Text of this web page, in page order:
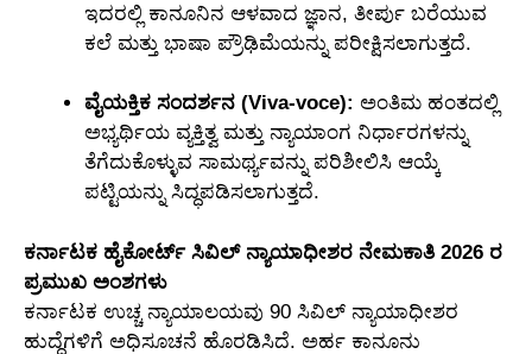
ಇದರಲ್ಲಿ ಕಾನೂನಿನ ಆಳವಾದ ಜ್ಞಾನ, ತೀರ್ಪು ಬರೆಯುವ
ಕಲೆ ಮತ್ತು ಭಾಷಾ ಪ್ರೌಢಿಮೆಯನ್ನು ಪರೀಕ್ಷಿಸಲಾಗುತ್ತದೆ.
ವೈಯಕ್ತಿಕ ಸಂದರ್ಶನ (Viva-voce): ಅಂತಿಮ ಹಂತದಲ್ಲಿ
ಅಭ್ಯರ್ಥಿಯ ವ್ಯಕ್ತಿತ್ವ ಮತ್ತು ನ್ಯಾಯಾಂಗ ನಿರ್ಧಾರಗಳನ್ನು
ತೆಗೆದುಕೊಳ್ಳುವ ಸಾಮರ್ಥ್ಯವನ್ನು ಪರಿಶೀಲಿಸಿ ಆಯ್ಕೆ
ಪಟ್ಟಿಯನ್ನು ಸಿದ್ಧಪಡಿಸಲಾಗುತ್ತದೆ.
ಕರ್ನಾಟಕ ಹೈಕೋರ್ಟ್ ಸಿವಿಲ್ ನ್ಯಾಯಾಧೀಶರ ನೇಮಕಾತಿ 2026 ರ
ಪ್ರಮುಖ ಅಂಶಗಳು
ಕರ್ನಾಟಕ ಉಚ್ಚ ನ್ಯಾಯಾಲಯವು 90 ಸಿವಿಲ್ ನ್ಯಾಯಾಧೀಶರ
ಹುದ್ದೆಗಳಿಗೆ ಅಧಿಸೂಚನೆ ಹೊರಡಿಸಿದೆ. ಅರ್ಹ ಕಾನೂನು